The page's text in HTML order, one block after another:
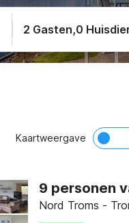
2 Gasten,0
Kaartweergave
9 personen
Nord Troms -